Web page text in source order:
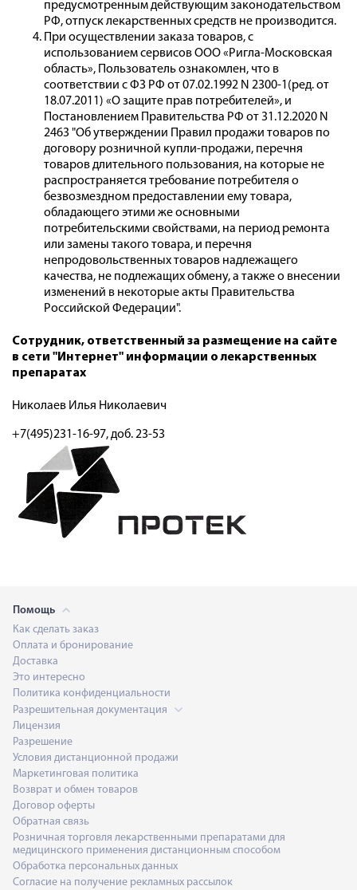
предусмотренным действующим законодательством
РФ, отпуск лекарственных средств не производится.
При осуществлении заказа товаров, с
использованием сервисов ООО «Ригла-Московская
область», Пользователь ознакомлен, что в
соответствии с ФЗ РФ от 07.02.1992 N 2300-1(ред. от
18.07.2011) «О защите прав потребителей», и
Постановлением Правительства РФ от 31.12.2020 N
2463 "Об утверждении Правил продажи товаров по
договору розничной купли-продажи, перечня
товаров длительного пользования, на которые не
распространяется требование потребителя о
безвозмездном предоставлении ему товара,
обладающего этими же основными
потребительскими свойствами, на период ремонта
или замены такого товара, и перечня
непродовольственных товаров надлежащего
качества, не подлежащих обмену, а также о внесении
изменений в некоторые акты Правительства
Российской Федерации".
Сотрудник, ответственный за размещение на сайте
в сети "Интернет" информации о лекарственных
препаратах
Николаев Илья Николаевич
+7(495)231-16-97, доб. 23-53
Помощь
Как сделать заказ
Оплата и бронирование
Доставка
Это интересно
Политика конфиденциальности
Разрешительная документация
Лицензия
Разрешение
Условия дистанционной продажи
Маркетинговая политика
Возврат и обмен товаров
Договор оферты
Обратная связь
Розничная торговля лекарственными препаратами для
медицинского применения дистанционным способом
Обработка персональных данных
Согласие на получение рекламных рассылок